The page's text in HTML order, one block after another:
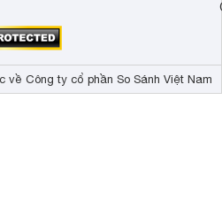
về Công ty cổ phần So Sánh Việt Nam